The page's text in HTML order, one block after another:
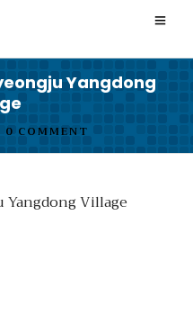
Yangdong
0 COMMENT
Yangdong Village